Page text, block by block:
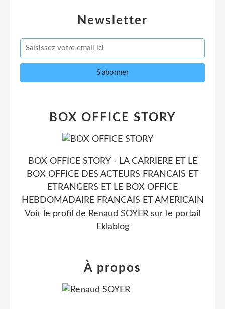
Newsletter
BOX OFFICE STORY
BOX OFFICE STORY - LA CARRIERE ET LE
BOX OFFICE DES ACTEURS FRANCAIS ET
ETRANGERS ET LE BOX OFFICE
HEBDOMADAIRE FRANCAIS ET AMERICAIN
Voir le profil de Renaud SOYER sur le portail
Eklablog
À propos